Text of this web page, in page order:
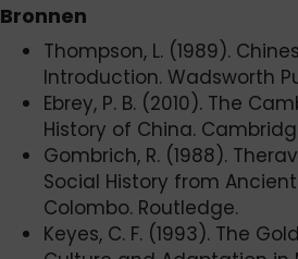
Bronnen
Thompson, L. (1989).
Introduction. Wadsworth
Ebrey, P. B. (2010). The
History of China.
Gombrich, R. (1988).
Social History from
Colombo. Routledge.
Keyes, C. F. (1993). The